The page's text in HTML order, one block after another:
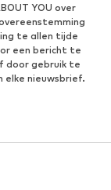
YOU over
te allen tijde
een bericht te
door gebruik te
elke nieuwsbrief.